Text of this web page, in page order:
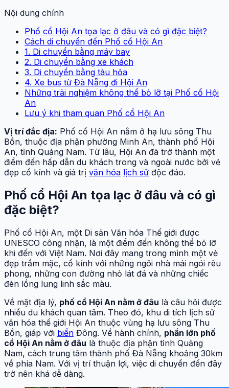
Nội dung chính
Phố cổ Hội An tọa lạc ở đâu và có gì đặc biệt?
Cách di chuyển đến Phố cổ Hội An
1. Di chuyển bằng máy bay
2. Di chuyển bằng xe khách
3. Di chuyển bằng tàu hỏa
4. Xe bus từ Đà Nẵng đi Hội An
Những trải nghiệm không thể bỏ lỡ tại Phố cổ Hội
An
Lưu ý khi tham quan Phố cổ Hội An
Vị trí đắc địa: Phố cổ Hội An nằm ở hạ lưu sông Thu
Bồn, thuộc địa phận phường Minh An, thành phố Hội
An, tỉnh Quảng Nam. Từ lâu, Hội An đã trở thành một
điểm đến hấp dẫn du khách trong và ngoài nước bởi vẻ
đẹp cổ kính và giá trị văn hóa lịch sử độc đáo.
Phố cổ Hội An tọa lạc ở đâu và có gì
đặc biệt?
Phố cổ Hội An, một Di sản Văn hóa Thế giới được
UNESCO công nhận, là một điểm đến không thể bỏ lỡ
khi đến với Việt Nam. Nơi đây mang trong mình một vẻ
đẹp trầm mặc, cổ kính với những ngôi nhà mái ngói rêu
phong, những con đường nhỏ lát đá và những chiếc
đèn lồng lung linh sắc màu.
Về mặt địa lý, phố cổ Hội An nằm ở đâu là câu hỏi được
nhiều du khách quan tâm. Theo đó, khu di tích lịch sử
văn hóa thế giới Hội An thuộc vùng hạ lưu sông Thu
Bồn, giáp với biển Đông. Về hành chính, phần lớn phố
cổ Hội An nằm ở đâu là thuộc địa phận tỉnh Quảng
Nam, cách trung tâm thành phố Đà Nẵng khoảng 30km
về phía Nam. Với vị trí thuận lợi, việc di chuyển đến đây
trở nên khá dễ dàng.